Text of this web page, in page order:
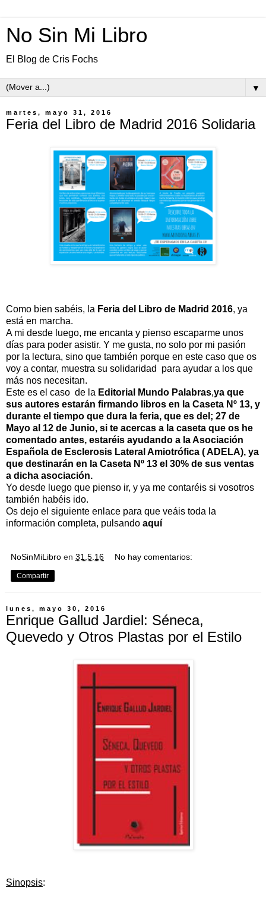
No Sin Mi Libro
El Blog de Cris Fochs
▼
martes, mayo 31, 2016
Feria del Libro de Madrid 2016 Solidaria
Como bien sabéis, la Feria del Libro de Madrid 2016, ya
está en marcha.
A mi desde luego, me encanta y pienso escaparme unos
días para poder asistir. Y me gusta, no solo por mi pasión
por la lectura, sino que también porque en este caso que os
voy a contar, muestra su solidaridad para ayudar a los que
más nos necesitan.
Este es el caso de la Editorial Mundo Palabras,ya que
sus autores estarán firmando libros en la Caseta Nº 13, y
durante el tiempo que dura la feria, que es del; 27 de
Mayo al 12 de Junio, si te acercas a la caseta que os he
comentado antes, estaréis ayudando a la Asociación
Española de Esclerosis Lateral Amiotrófica ( ADELA), ya
que destinarán en la Caseta Nº 13 el 30% de sus ventas
a dicha asociación.
Yo desde luego que pienso ir, y ya me contaréis si vosotros
también habéis ido.
Os dejo el siguiente enlace para que veáis toda la
información completa, pulsando aquí
NoSinMiLibro en 31.5.16 No hay comentarios:
Compartir
lunes, mayo 30, 2016
Enrique Gallud Jardiel: Séneca,
Quevedo y Otros Plastas por el Estilo
Sinopsis: